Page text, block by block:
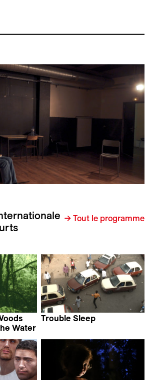
→ Tout le programme
Water
Trouble Sleep